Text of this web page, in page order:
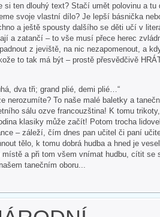
si ten dlouhý text? Stačí umět polovinu a tu
svoje vlastní dílo? Je lepší básnička
a ještě spousty dalšího se děti učí v
a zatančí – to vše musí přece herec
z jeviště, na nic nezapomenout, a
to tak má být – prostě přesvědčivě
dva tři; grand plié, demi plié…“
nerozumíte? To naše malé baletky a
sálu ozve francouzština! K tomu
klasiky může začít! Potom trocha
– záleží, čím dnes pan učitel či paní
tělo, k tomu dobrá hudba a hned je
místě a při tom všem vnímat hudbu, cítit se
tanečním oboru...